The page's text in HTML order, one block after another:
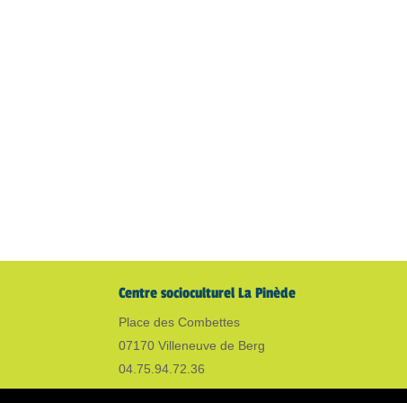
Centre socioculturel La Pinède
Place des Combettes
07170 Villeneuve de Berg
04.75.94.72.36